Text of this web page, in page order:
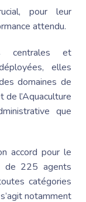
pour leur
attendu.
centrales et
elles
domaines de
de l’Aquaculture
que
accord pour le
de 225 agents
catégories
notamment